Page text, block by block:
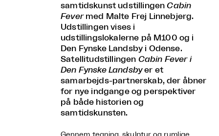
samtidskunst udstillingenCabin
Fevermed Malte Frej Linnebjerg.
Udstillingen vises i
udstillingslokalerne på M100 og i
Den Fynske Landsby i Odense.
Satellitudstillingen Cabin Fever i
Den Fynske Landsbyer et
samarbejds-partnerskab, der åbner
for nye indgange og perspektiver
på både historien og
samtidskunsten.